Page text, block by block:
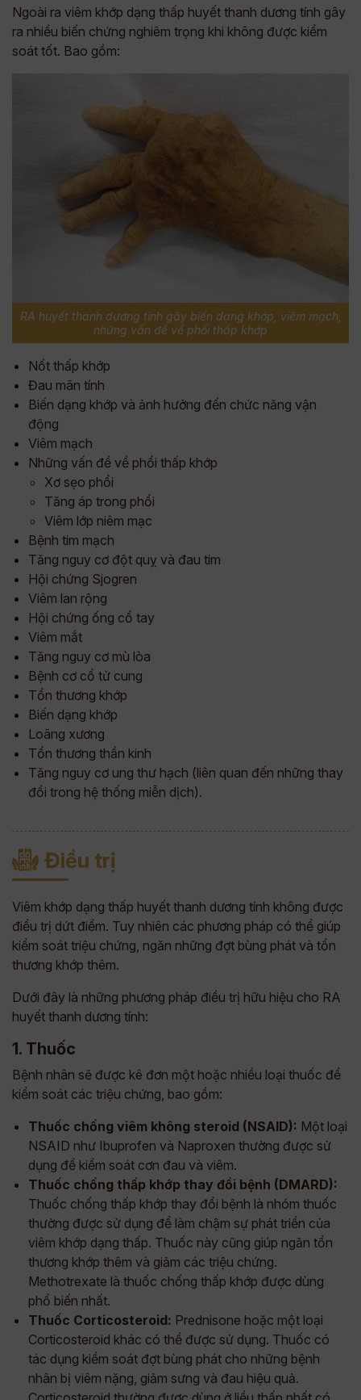
Ngoài ra viêm khớp dạng thấp huyết thanh dương tính gây
ra nhiều biến chứng nghiêm trọng khi không được kiểm
soát tốt. Bao gồm:
RA huyết thanh dương tính gây biến dạng khớp, viêm mạch,
những vấn đề về phổi thấp khớp
Nốt thấp khớp
Đau mãn tính
Biến dạng khớp và ảnh hưởng đến chức năng vận
động
Viêm mạch
Những vấn đề về phổi thấp khớp
Xơ sẹo phổi
Tăng áp trong phổi
Viêm lớp niêm mạc
Bệnh tim mạch
Tăng nguy cơ đột quỵ và đau tim
Hội chứng Sjogren
Viêm lan rộng
Hội chứng ống cổ tay
Viêm mắt
Tăng nguy cơ mù lòa
Bệnh cơ cổ tử cung
Tổn thương khớp
Biến dạng khớp
Loãng xương
Tổn thương thần kinh
Tăng nguy cơ ung thư hạch (liên quan đến những thay
đổi trong hệ thống miễn dịch).
Điều trị
Viêm khớp dạng thấp huyết thanh dương tính không được
điều trị dứt điểm. Tuy nhiên các phương pháp có thể giúp
kiểm soát triệu chứng, ngăn những đợt bùng phát và tổn
thương khớp thêm.
Dưới đây là những phương pháp điều trị hữu hiệu cho RA
huyết thanh dương tính:
1. Thuốc
Bệnh nhân sẽ được kê đơn một hoặc nhiều loại thuốc để
kiểm soát các triệu chứng, bao gồm:
Thuốc chống viêm không steroid (NSAID): Một loại
NSAID như Ibuprofen và Naproxen thường được sử
dụng để kiểm soát cơn đau và viêm.
Thuốc chống thấp khớp thay đổi bệnh (DMARD):
Thuốc chống thấp khớp thay đổi bệnh là nhóm thuốc
thường được sử dụng để làm chậm sự phát triển của
viêm khớp dạng thấp. Thuốc này cũng giúp ngăn tổn
thương khớp thêm và giảm các triệu chứng.
Methotrexate là thuốc chống thấp khớp được dùng
phổ biến nhất.
Thuốc Corticosteroid: Prednisone hoặc một loại
Corticosteroid khác có thể được sử dụng. Thuốc có
tác dụng kiểm soát đợt bùng phát cho những bệnh
nhân bị viêm nặng, giảm sưng và đau hiệu quả.